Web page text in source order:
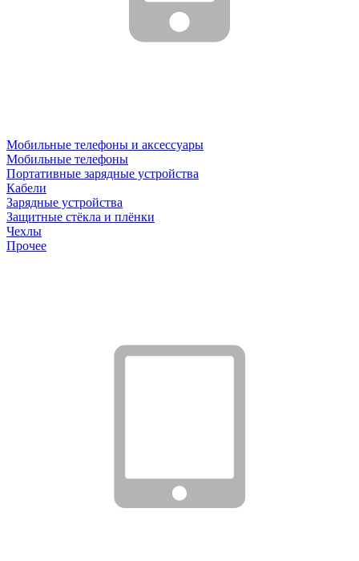
Мобильные телефоны и аксессуары
Мобильные телефоны
Портативные зарядные устройства
Кабели
Зарядные устройства
Защитные стёкла и плёнки
Чехлы
Прочее